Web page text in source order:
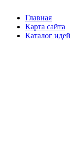
Главная
Карта сайта
Каталог идей